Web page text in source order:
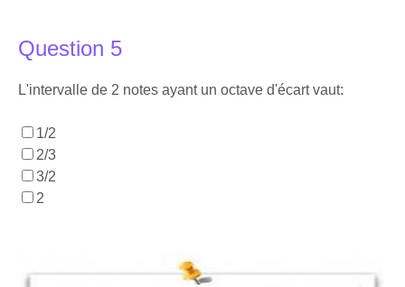
Question 5
L'intervalle de 2 notes ayant un octave d'écart vaut:
1/2
2/3
3/2
2